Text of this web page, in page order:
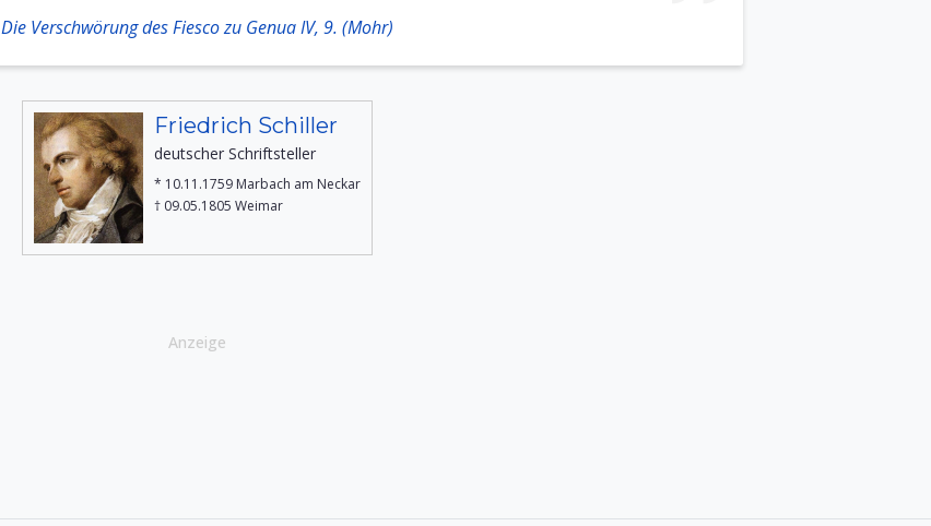
Die Verschwörung des Fiesco zu Genua IV, 9. (Mohr)
Friedrich Schiller
deutscher Schriftsteller
* 10.11.1759 Marbach am Neckar
† 09.05.1805 Weimar
Anzeige